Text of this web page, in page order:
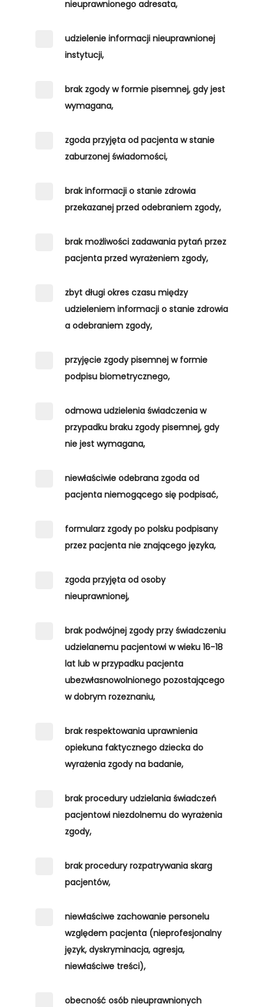
nieuprawnionego adresata,
udzielenie informacji nieuprawnionej
instytucji,
brak zgody w formie pisemnej, gdy jest
wymagana,
zgoda przyjęta od pacjenta w stanie
zaburzonej świadomości,
brak informacji o stanie zdrowia
przekazanej przed odebraniem zgody,
brak możliwości zadawania pytań przez
pacjenta przed wyrażeniem zgody,
zbyt długi okres czasu między
udzieleniem informacji o stanie zdrowia
a odebraniem zgody,
przyjęcie zgody pisemnej w formie
podpisu biometrycznego,
odmowa udzielenia świadczenia w
przypadku braku zgody pisemnej, gdy
nie jest wymagana,
niewłaściwie odebrana zgoda od
pacjenta niemogącego się podpisać,
formularz zgody po polsku podpisany
przez pacjenta nie znającego języka,
zgoda przyjęta od osoby
nieuprawnionej,
brak podwójnej zgody przy świadczeniu
udzielanemu pacjentowi w wieku 16-18
lat lub w przypadku pacjenta
ubezwłasnowolnionego pozostającego
w dobrym rozeznaniu,
brak respektowania uprawnienia
opiekuna faktycznego dziecka do
wyrażenia zgody na badanie,
brak procedury udzielania świadczeń
pacjentowi niezdolnemu do wyrażenia
zgody,
brak procedury rozpatrywania skarg
pacjentów,
niewłaściwe zachowanie personelu
względem pacjenta (nieprofesjonalny
język, dyskryminacja, agresja,
niewłaściwe treści),
obecność osób nieuprawnionych